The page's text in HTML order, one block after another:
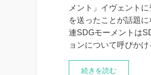
メント」イヴェント
を送ったことが話題
連SDGモーメントは
ョンについて呼びかけ
続きを読む